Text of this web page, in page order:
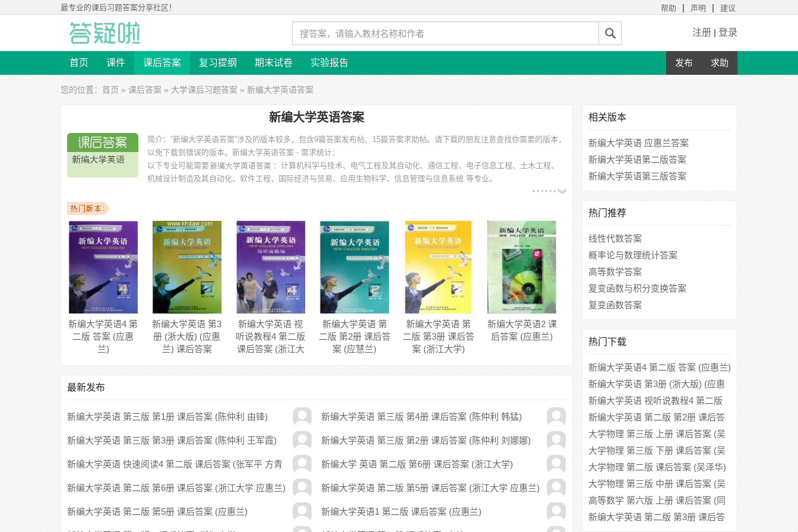
最专业的课后习题答案分享社区！ 帮助 | 声明 | 建议
注册 | 登录
首页 课件 课后答案 复习提纲 期末试卷 实验报告 发布 求助
您的位置： 首页 » 课后答案 » 大学课后习题答案 » 新编大学英语答案
新编大学英语答案
简介： “新编大学英语答案”涉及的版本较多，包含9篇答案发布帖、15篇答案求助帖。请下载的朋友注意查找你需要的版本，
以免下载到错误的版本。 新编大学英语答案 - 需求统计：
以下专业可能需要
：计算机科学与技术、电气工程及其自动化、通信工程、电子信息工程、土木工程、
机械设计制造及其自动化、软件工程、国际经济与贸易、应用生物科学、信息管理与信息系统 等专业。
：浙江大学、武汉大学、浙江理工大学、浙江工业大学、杭州电子科技大学、山东理工大学、浙江大学城
市学院、浙江工商大学、北京林业大学、浙江海洋学院 等。
新编大学英语4 第
二版 答案 (应惠
兰)
新编大学英语 第3
册 (浙大版) (应惠
兰) 课后答案
新编大学英语 视
听说教程4 第二版
课后答案 (浙江大
新编大学英语 第
二版 第2册 课后答
案 (应慧兰)
新编大学英语 第
二版 第3册 课后答
案 (浙江大学)
新编大学英语2 课
后答案 (应惠兰)
最新发布
新编大学英语 第三版 第1册 课后答案 (陈仲利 由锋) 新编大学英语 第三版 第4册 课后答案 (陈仲利 韩猛)
新编大学英语 第三版 第3册 课后答案 (陈仲利 王军霞) 新编大学英语 第三版 第2册 课后答案 (陈仲利 刘娜娜)
新编大学英语 快速阅读4 第二版 课后答案 (张军平 方青
卫)
新编大学 英语 第二版 第6册 课后答案 (浙江大学)
新编大学英语 第二版 第6册 课后答案 (浙江大学 应惠兰) 新编大学英语 第二版 第5册 课后答案 (浙江大学 应惠兰)
新编大学英语 第二版 第5册 课后答案 (应惠兰) 新编大学英语1 第二版 课后答案 (应惠兰)
相关版本
新编大学英语 应惠兰答案
新编大学英语第二版答案
新编大学英语第三版答案
热门推荐
线性代数答案
概率论与数理统计答案
高等数学答案
复变函数与积分变换答案
复变函数答案
热门下载
新编大学英语4 第二版 答案 (应惠兰)
新编大学英语 第3册 (浙大版) (应惠
兰) 课后答案
新编大学英语 视听说教程4 第二版
课后答案 (浙江大学)
新编大学英语 第二版 第2册 课后答
案 (应慧兰)
大学物理 第三版 上册 课后答案 (吴
泽华 陈治中)
大学物理 第三版 下册 课后答案 (吴
泽华 陈治中)
大学物理 第二版 课后答案 (吴泽华)
大学物理 第三版 中册 课后答案 (吴
泽华 陈治中)
高等数学 第六版 上册 课后答案 (同
济大学数学系)
新编大学英语 第二版 第3册 课后答